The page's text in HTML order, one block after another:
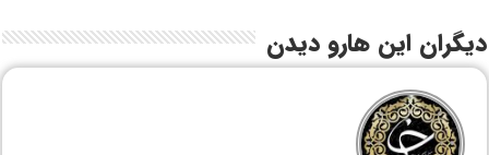
دیگران این هارو دیدن